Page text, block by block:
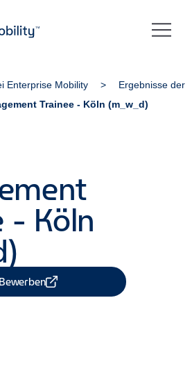
Enterprise Mobility
Ergebnisse der
Trainee - Köln (m_w_d)
- Köln